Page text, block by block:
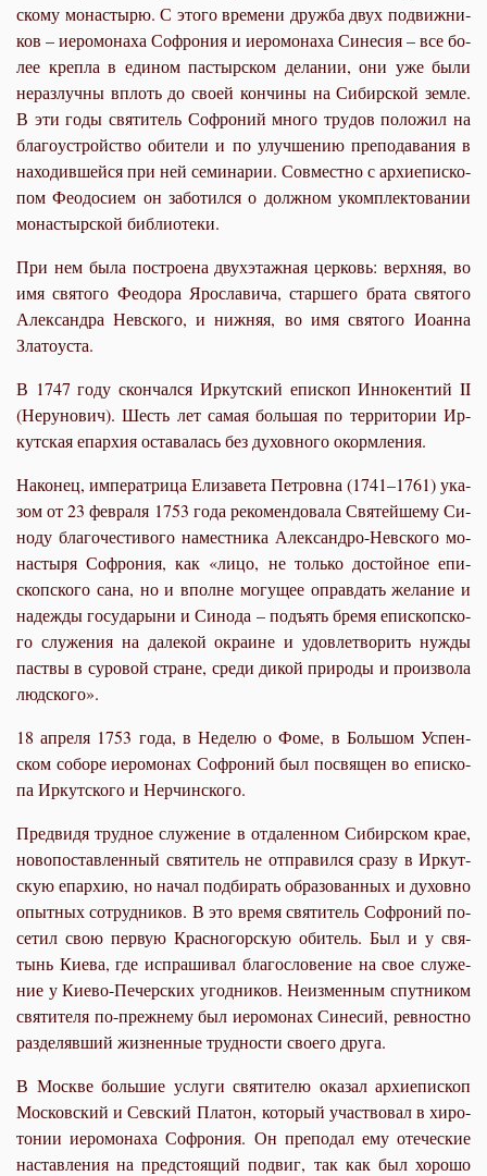
ско­му мо­на­сты­рю. С это­го вре­ме­ни друж­ба двух по­движ­ни­
ков – иеро­мо­на­ха Со­фро­ния и иеро­мо­на­ха Си­не­сия – все бо­
лее креп­ла в еди­ном пас­тыр­ском де­ла­нии, они уже бы­ли
нераз­луч­ны вплоть до сво­ей кон­чи­ны на Си­бир­ской зем­ле.
В эти го­ды свя­ти­тель Со­фро­ний мно­го тру­дов по­ло­жил на
бла­го­устрой­ство оби­те­ли и по улуч­ше­нию пре­по­да­ва­ния в
на­хо­див­шей­ся при ней се­ми­на­рии. Сов­мест­но с ар­хи­епи­ско­
пом Фе­о­до­си­ем он за­бо­тил­ся о долж­ном уком­плек­то­ва­нии
мо­на­стыр­ской биб­лио­те­ки.
При нем бы­ла по­стро­е­на двух­этаж­ная цер­ковь: верх­няя, во
имя свя­то­го Фе­о­до­ра Яро­сла­ви­ча, стар­ше­го бра­та свя­то­го
Алек­сандра Нев­ско­го, и ниж­няя, во имя свя­то­го Иоан­на
Зла­то­уста.
В 1747 го­ду скон­чал­ся Ир­кут­ский епи­скоп Ин­но­кен­тий II
(Неру­но­вич). Шесть лет са­мая боль­шая по тер­ри­то­рии Ир­
кут­ская епар­хия оста­ва­лась без ду­хов­но­го окорм­ле­ния.
На­ко­нец, им­пе­ра­три­ца Ели­за­ве­та Пет­ров­на (1741–1761) ука­
зом от 23 фев­ра­ля 1753 го­да ре­ко­мен­до­ва­ла Свя­тей­ше­му Си­
но­ду бла­го­че­сти­во­го на­мест­ни­ка Алек­сан­дро-Нев­ско­го мо­
на­сты­ря Со­фро­ния, как «ли­цо, не толь­ко до­стой­ное епи­
скоп­ско­го са­на, но и вполне мо­гу­щее оправ­дать же­ла­ние и
на­деж­ды го­су­да­ры­ни и Си­но­да – подъ­ять бре­мя епи­скоп­ско­
го слу­же­ния на да­ле­кой окра­ине и удо­вле­тво­рить нуж­ды
паст­вы в су­ро­вой стране, сре­ди ди­кой при­ро­ды и про­из­во­ла
люд­ско­го».
18 ап­ре­ля 1753 го­да, в Неде­лю о Фо­ме, в Боль­шом Успен­
ском со­бо­ре иеро­мо­нах Со­фро­ний был по­свя­щен во епи­ско­
па Ир­кут­ско­го и Нер­чин­ско­го.
Пред­ви­дя труд­ное слу­же­ние в от­да­лен­ном Си­бир­ском крае,
но­во­по­став­лен­ный свя­ти­тель не от­пра­вил­ся сра­зу в Ир­кут­
скую епар­хию, но на­чал под­би­рать об­ра­зо­ван­ных и ду­хов­но
опыт­ных со­труд­ни­ков. В это вре­мя свя­ти­тель Со­фро­ний по­
се­тил свою первую Крас­но­гор­скую оби­тель. Был и у свя­
тынь Ки­е­ва, где ис­пра­ши­вал бла­го­сло­ве­ние на свое слу­же­
ние у Ки­е­во-Пе­чер­ских угод­ни­ков. Неиз­мен­ным спут­ни­ком
свя­ти­те­ля по-преж­не­му был иеро­мо­нах Си­не­сий, рев­ност­но
раз­де­ляв­ший жиз­нен­ные труд­но­сти сво­е­го дру­га.
В Москве боль­шие услу­ги свя­ти­те­лю ока­зал ар­хи­епи­скоп
Мос­ков­ский и Сев­ский Пла­тон, ко­то­рый участ­во­вал в хи­ро­
то­нии иеро­мо­на­ха Со­фро­ния. Он пре­по­дал ему оте­че­ские
на­став­ле­ния на пред­сто­я­щий по­двиг, так как был хо­ро­шо